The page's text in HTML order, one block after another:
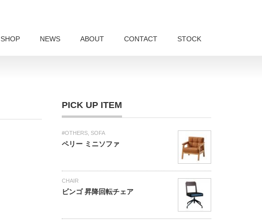
SHOP NEWS ABOUT CONTACT STOCK
PICK UP ITEM
#OTHERS SOFA
ペリー ミニソファ
CHAIR
ビンゴ 昇降回転チェア